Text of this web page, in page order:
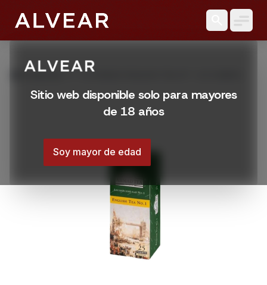
Sitio web disponible solo para mayores
de 18 años
Soy mayor de edad
Productos TE AHMAD ENGLISH TEA N° 1 25 SOBRES